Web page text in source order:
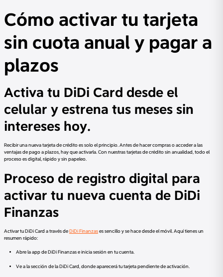
Cómo activar tu tarjeta
sin cuota anual y pagar a
plazos
Activa tu DiDi Card desde el
celular y estrena tus meses sin
intereses hoy.
Recibir una nueva tarjeta de crédito es solo el principio. Antes de hacer compras o acceder a las
ventajas de pago a plazos, hay que activarla. Con nuestras tarjetas de crédito sin anualidad, todo el
proceso es digital, rápido y sin papeleo.
Proceso de registro digital para
activar tu nueva cuenta de DiDi
Finanzas
Activar tu DiDi Card a través deDiDi Finanzases sencillo y se hace desde el móvil. Aquí tienes un
resumen rápido:
Abre la app de DiDi Finanzas e inicia sesión en tu cuenta.
Ve a la sección de la DiDi Card, donde aparecerá tu tarjeta pendiente de activación.